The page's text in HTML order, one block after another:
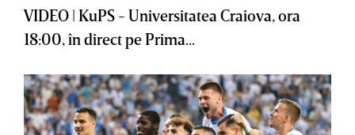
VIDEO | KuPS - Universitatea Craiova, ora
18:00, în direct pe Prima...